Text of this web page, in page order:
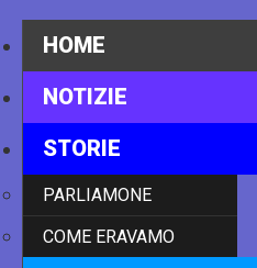
HOME
NOTIZIE
STORIE
PARLIAMONE
COME ERAVAMO